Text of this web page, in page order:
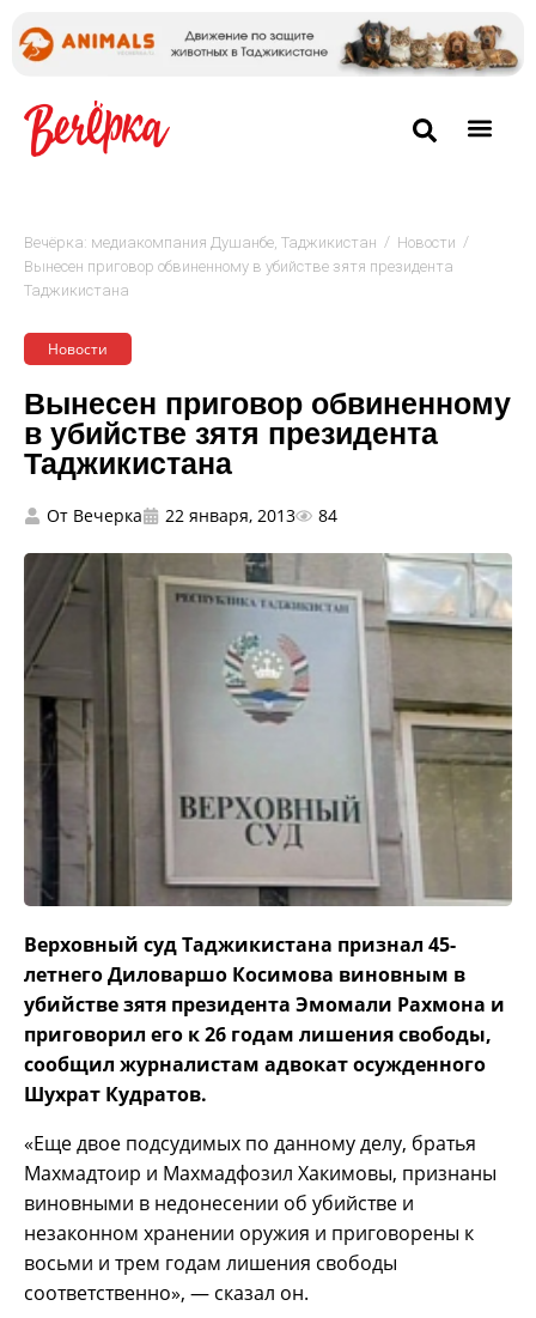
Вечёрка: медиакомпания Душанбе, Таджикистан / Новости /
Вынесен приговор обвиненному в убийстве зятя президента
Таджикистана
Новости
Вынесен приговор обвиненному
в убийстве зятя президента
Таджикистана
От Вечерка 22 января, 2013 84
Верховный суд Таджикистана признал 45-
летнего Диловаршо Косимова виновным в
убийстве зятя президента Эмомали Рахмона и
приговорил его к 26 годам лишения свободы,
сообщил журналистам адвокат осужденного
Шухрат Кудратов.
«Еще двое подсудимых по данному делу, братья
Махмадтоир и Махмадфозил Хакимовы, признаны
виновными в недонесении об убийстве и
незаконном хранении оружия и приговорены к
восьми и трем годам лишения свободы
соответственно», — сказал он.